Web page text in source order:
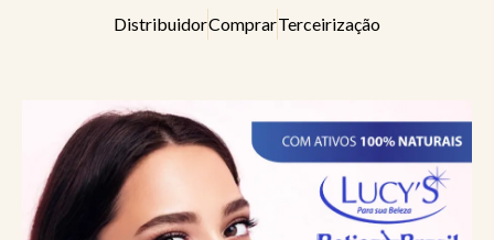
DistribuidorComprarTerceirização